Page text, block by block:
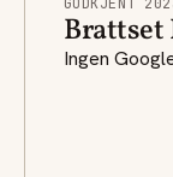
Brattset
Ingen